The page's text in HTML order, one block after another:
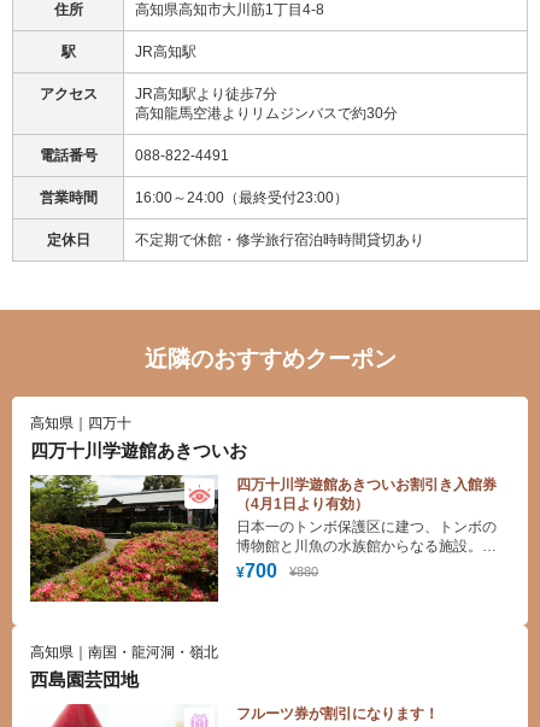
住所 高知県高知市大川筋1丁目4-8
駅 JR高知駅
アクセス
JR高知駅より徒歩7分
高知龍馬空港よりリムジンバスで約30分
電話番号 088-822-4491
営業時間 16:00～24:00（最終受付23:00）
定休日 不定期で休館・修学旅行宿泊時時間貸切あり
近隣のおすすめクーポン
高知県｜四万十
四万十川学遊館あきついお
四万十川学遊館あきついお割引き入館券
（4月1日より有効）
¥700 ¥880
日本一のトンボ保護区に建つ、トンボの
博物館と川魚の水族館からなる施設。生
きたアカメなど、世界のトンボ標本や淡
高知県｜南国・龍河洞・嶺北
西島園芸団地
フルーツ券が割引になります！